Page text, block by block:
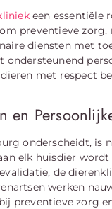
een essentiële
preventieve
diensten met
ondersteunend
met respect
en
onderscheidt, is
elk huisdier
de
werken
preventieve zorg